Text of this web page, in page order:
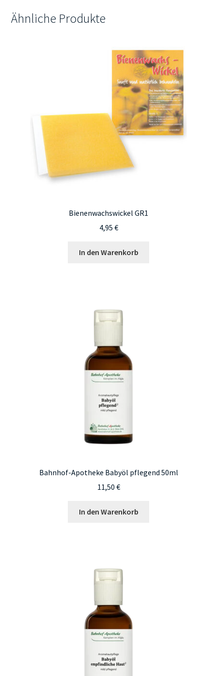
Ähnliche Produkte
Bienenwachswickel GR1
4,95 €
In den Warenkorb
Bahnhof-Apotheke Babyöl pflegend 50ml
11,50 €
In den Warenkorb